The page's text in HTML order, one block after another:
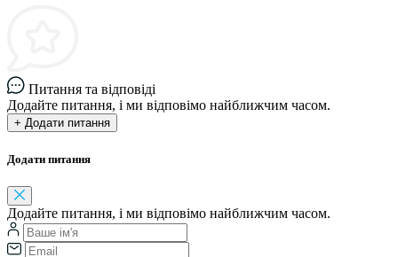
Питання та відповіді
Додайте питання, і ми відповімо найближчим часом.
+ Додати питання
Додати питання
Додайте питання, і ми відповімо найближчим часом.